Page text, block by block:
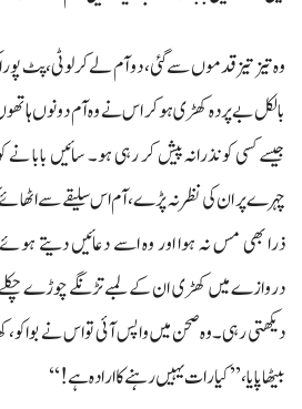
وہ تیز تیز قدموں سے گئی، دو آم لےکر لوٹی، پٹ
بالکل بے پردہ کھڑی ہوکر اس نے وہ آم دونوں
جیسے کسی کو نذرانہ پیش کر رہی ہو۔ سائیں
چہرے پر ان کی نظر نہ پڑے، آم اس سلیقے سے
ذرا بھی مس نہ ہوا اور وہ اسے دعائیں دیتے
دروازے میں کھڑی ان کے لمبے تڑنگے چوڑے چکلے
دیکھتی رہی۔ وہ صحن میں واپس آئی تو اس نے بوا
بیٹھا پایا، ’’کیا رات یہیں رہنے کا ارادہ ہے!‘‘